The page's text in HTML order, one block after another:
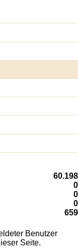
60.198
0
0
0
659
Benutzer
Seite.